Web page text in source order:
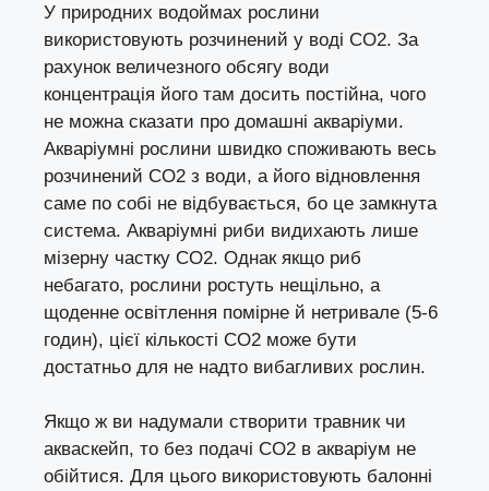
У природних водоймах рослини
використовують розчинений у воді СО2. За
рахунок величезного обсягу води
концентрація його там досить постійна, чого
не можна сказати про домашні акваріуми.
Акваріумні рослини швидко споживають весь
розчинений СО2 з води, а його відновлення
саме по собі не відбувається, бо це замкнута
система. Акваріумні риби видихають лише
мізерну частку СО2. Однак якщо риб
небагато, рослини ростуть нещільно, а
щоденне освітлення помірне й нетривале (5-6
годин), цієї кількості CO2 може бути
достатньо для не надто вибагливих рослин.
Якщо ж ви надумали створити травник чи
акваскейп, то без подачі СО2 в акваріум не
обійтися. Для цього використовують балонні